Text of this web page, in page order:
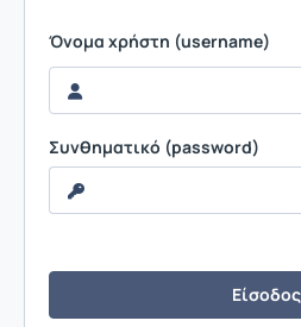
Όνομα χρήστη (username)
Συνθηματικό (password)